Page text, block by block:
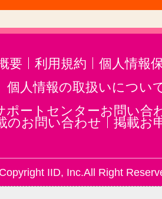
コンテンポラリー(1)
踊その他(78)
要 利用規約
個人情報
個人情報の取扱いについ
ポートセンターお問い合
のお問い合わせ
掲載お
Copyright IID, Inc.All Right